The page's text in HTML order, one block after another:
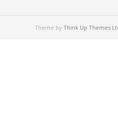
Theme by Think Up Themes